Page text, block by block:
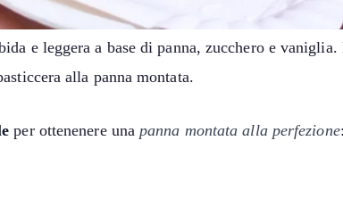
e leggera a base di panna, zucchero e
alla panna montata.
per ottenenere una panna montata alla perfezione: